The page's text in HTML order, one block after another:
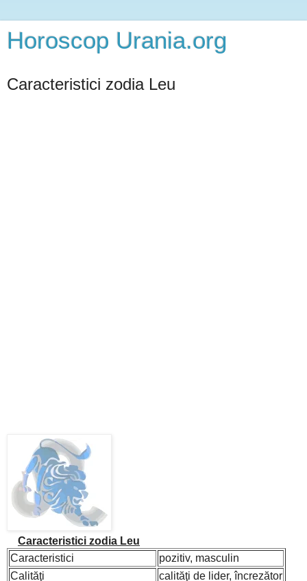
Horoscop Urania.org
Caracteristici zodia Leu
Caracteristici zodia Leu
Caracteristici
pozitiv, masculin
Calităţi
calităţi de lider, încrezător